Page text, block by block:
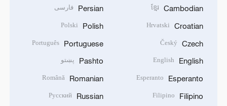
Cambodian
ខ្មែរ
Croatian
Hrvatski
Czech
Český
English
English
Esperanto
Esperanto
Filipino
Filipino
Persian فارسی
Polish
Polski
Portuguese
Português
Pashto پښتو
Romanian
Română
Russian
Русский